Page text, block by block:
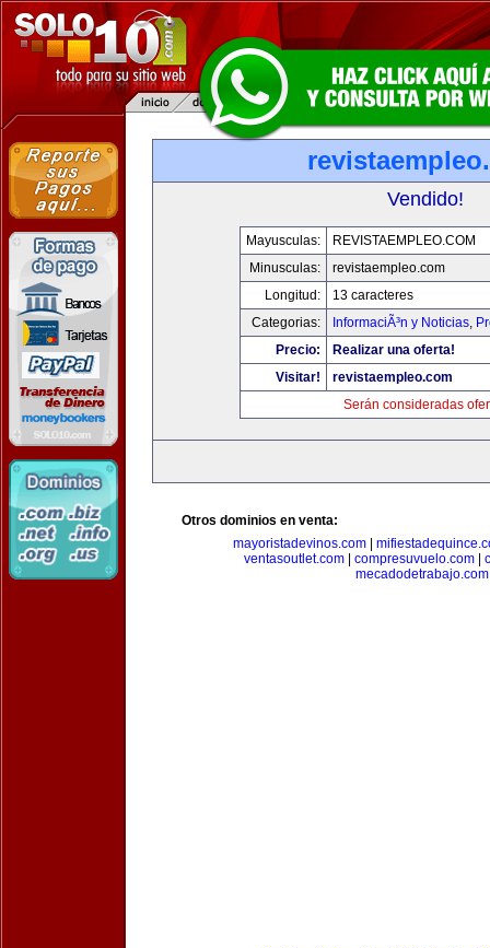
Vendido!
Mayusculas:
REVISTAEMPLEO.COM
Minusculas:
revistaempleo.com
Longitud:
13 caracteres
Categorias:
InformaciÃ³n y Noticias,
Precio:
Realizar una oferta!
Visitar!
revistaempleo.com
Serán consideradas
Otros dominios en venta:
mayoristadevinos.com
ventasoutlet.com
compresuvuelo.com
mecadodetrabajo.com